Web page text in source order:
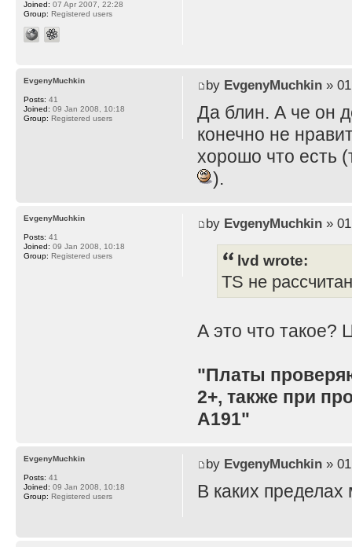
Joined: 07 Apr 2007, 22:28
Group: Registered users
by EvgenyMuchkin» 01
Да блин. А че он
конечно не
хорошо что есть
).
EvgenyMuchkin
Posts: 41
Joined: 09 Jan 2008, 10:18
Group: Registered users
by EvgenyMuchkin» 01
lvd wrote:
TS не
А это что такое?
"Платы
2+, также при
A191"
EvgenyMuchkin
Posts: 41
Joined: 09 Jan 2008, 10:18
Group: Registered users
by EvgenyMuchkin» 01
В каких
EvgenyMuchkin
Posts: 41
Joined: 09 Jan 2008, 10:18
Group: Registered users